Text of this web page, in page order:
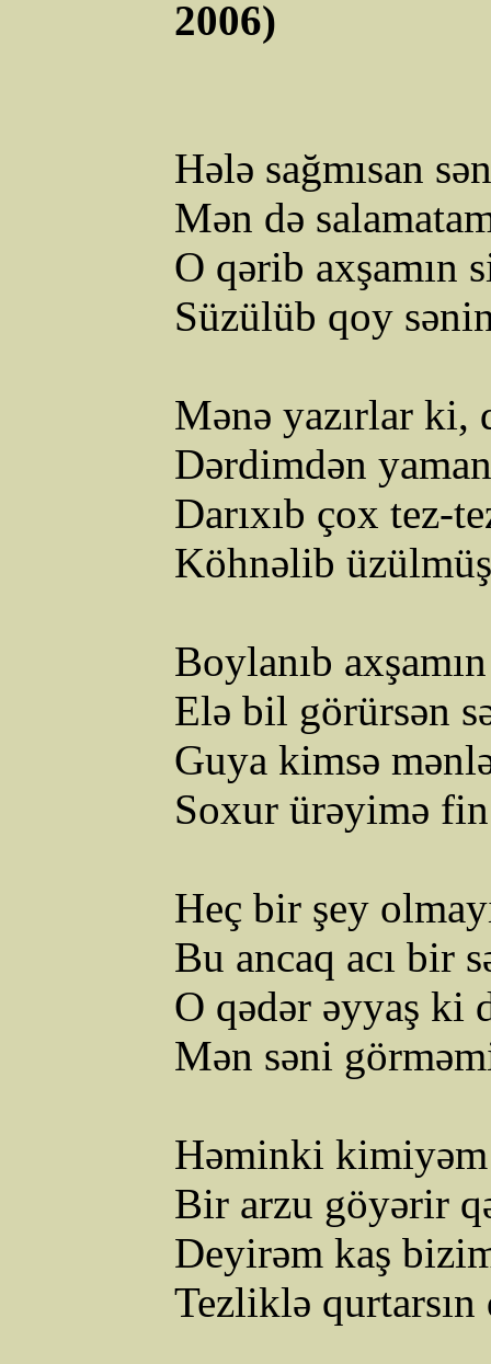
2006)
Hələ sağmısan
Mən də
O qərib axşamın
Süzülüb qoy
Mənə yazırlar ki,
Dərdimdən
Darıxıb çox tez-
Köhnəlib
Boylanıb axşamın
Elə bil görürsən
Guya kimsə
Soxur ürəyimə
Heç bir şey
Bu ancaq acı bir
O qədər əyyaş ki
Mən səni
Həminki kimiyəm
Bir arzu göyərir
Deyirəm kaş
Tezliklə qurtarsın